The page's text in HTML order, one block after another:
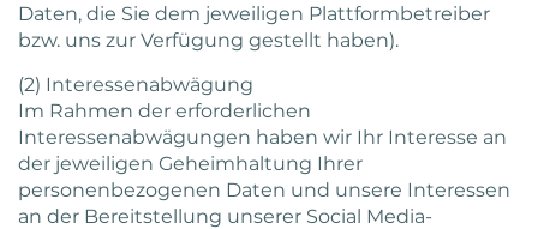
Daten, die Sie dem jeweiligen Plattformbetreiber
bzw. uns zur Verfügung gestellt haben).
(2) Interessenabwägung
Im Rahmen der erforderlichen
Interessenabwägungen haben wir Ihr Interesse an
der jeweiligen Geheimhaltung Ihrer
personenbezogenen Daten und unsere Interessen
an der Bereitstellung unserer Social Media-